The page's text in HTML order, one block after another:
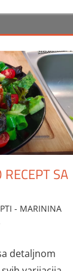
SA
- MARININA
detaljnom